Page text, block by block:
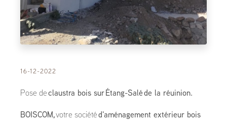
16-12-2022
Pose de claustra bois sur Étang-Salé de la réuinion.
BOISCOM,votre société d'aménagement extérieur bois